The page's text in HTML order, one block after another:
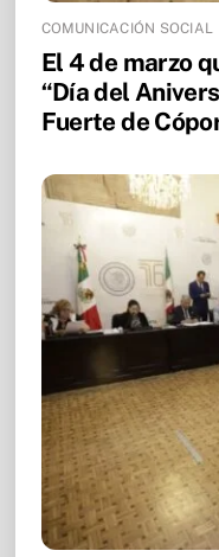
COMUNICACIÓN SOCIAL
El 4 de marzo
“Día del
Fuerte de